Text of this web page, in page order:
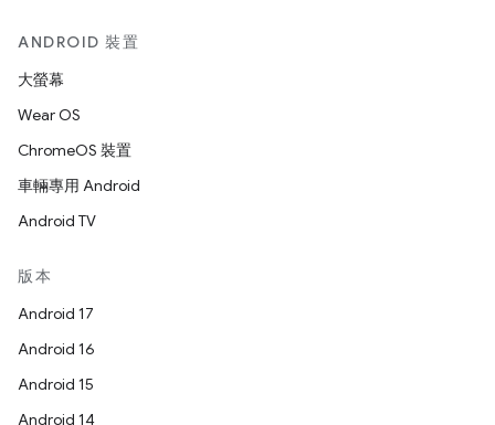
ANDROID 裝置
大螢幕
Wear OS
ChromeOS 裝置
車輛專用 Android
Android TV
版本
Android 17
Android 16
Android 15
Android 14